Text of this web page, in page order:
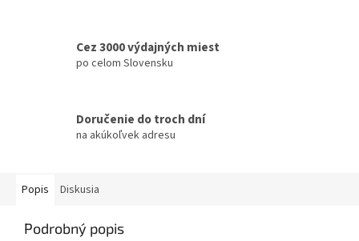
Cez 3000 výdajných miest
po celom Slovensku
Doručenie do troch dní
na akúkoľvek adresu
Popis Diskusia
Podrobný popis